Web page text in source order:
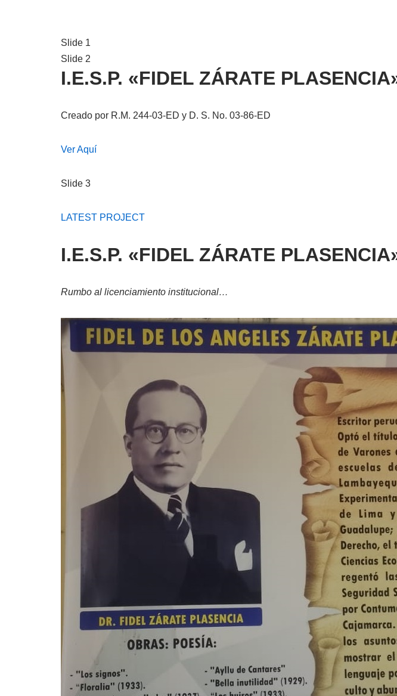
Slide 1
Slide 2
I.E.S.P. «FIDEL ZÁRATE
Creado por R.M. 244-03-ED y D. S. No. 03-86-ED
Ver Aquí
Slide 3
LATEST PROJECT
I.E.S.P. «FIDEL ZÁRATE
Rumbo al licenciamiento institucional…